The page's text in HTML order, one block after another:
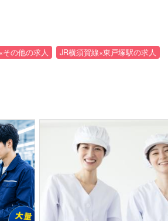
の他の求人 JR横須賀線×東戸塚駅の求人